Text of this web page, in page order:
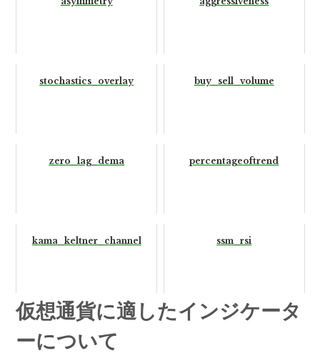
stochastics_overlay buy_sell_volume
zero_lag_dema percentageoftrend
kama_keltner_channel ssm_rsi
仮想通貨に適したインジケータ
ーについて